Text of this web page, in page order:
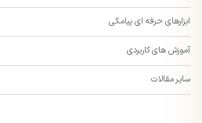
ابزارهای حرفه ای پیامکی
آموزش های کاربردی
سایر مقالات